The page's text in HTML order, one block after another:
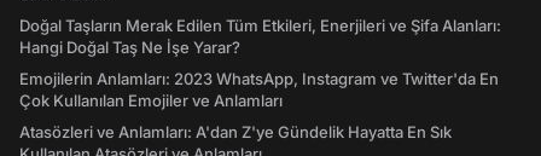
Doğal Taşların Merak Edilen Tüm Etkileri, Enerjileri ve Şifa Alanları:
Hangi Doğal Taş Ne İşe Yarar?
Emojilerin Anlamları: 2023 WhatsApp, Instagram ve Twitter'da En
Çok Kullanılan Emojiler ve Anlamları
Atasözleri ve Anlamları: A'dan Z'ye Gündelik Hayatta En Sık